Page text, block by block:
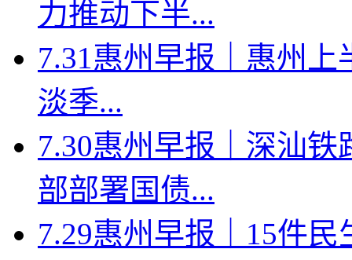
力推动下半...
7.31惠州早报｜惠州上
淡季...
7.30惠州早报｜深汕
部部署国债...
7.29惠州早报｜15件